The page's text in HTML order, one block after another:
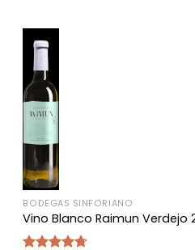
BODEGAS SINFORIANO
Vino Blanco Raimun Verdejo